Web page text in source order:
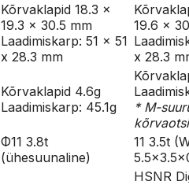
Kõrvaklapid 18.3 x
19.3 x 30.5 mm
Laadimiskarp: 51 x 51
x 28.3 mm
19.6 x
x 28.3
Kõrvaklapid 4.6g
Laadimiskarp: 45.1g
* M-
Φ11 3.8t
(ühesuunaline)​
11 3.5t
HSNR